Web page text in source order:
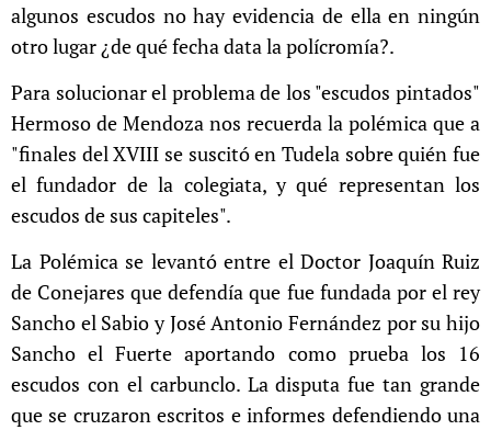
algunos escudos no hay evidencia de ella en ningún
otro lugar ¿de qué fecha data la polícromía?.
Para solucionar el problema de los "escudos pintados"
Hermoso de Mendoza nos recuerda la polémica que a
"finales del XVIII se suscitó en Tudela sobre quién fue
el fundador de la colegiata, y qué representan los
escudos de sus capiteles".
La Polémica se levantó entre el Doctor Joaquín Ruiz
de Conejares que defendía que fue fundada por el rey
Sancho el Sabio yJosé Antonio Fernández por su hijo
Sancho el Fuerte aportando como prueba los 16
escudos con el carbunclo. La disputa fue tan grande
que se cruzaron escritos e informes defendiendo una